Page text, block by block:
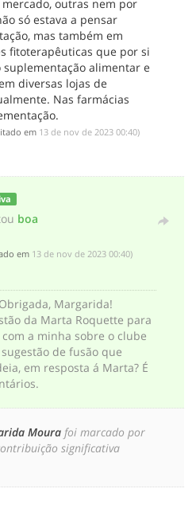
outras nem por
só estava a pensar
mas também em
fitoterapêuticas que por si
alimentar e
diversas lojas de
Nas farmácias
em ‎13 de nov de 2023 00:40)
boa
em ‎13 de nov de 2023 00:40)
Obrigada, Margarida!
da Marta Roquette para
a minha sobre o clube
de fusão que
em resposta á Marta? É
Moura foi marcado por
significativa